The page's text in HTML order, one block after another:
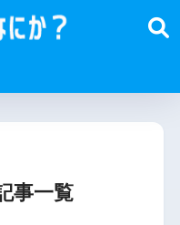
事一覧